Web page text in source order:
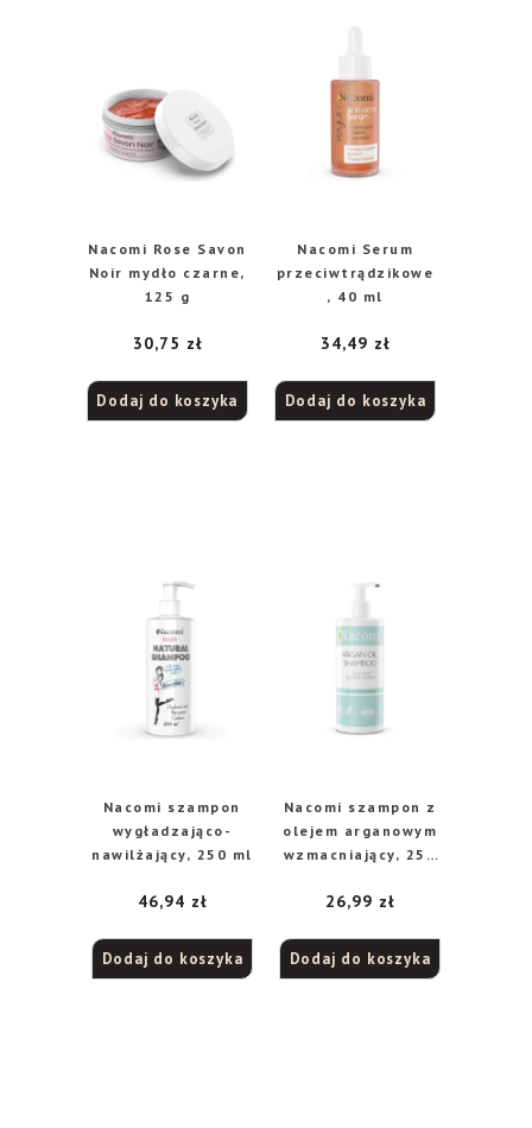
Nacomi Rose Savon
Noir mydło czarne,
125 g
30,75 zł
Dodaj do koszyka
Nacomi Serum
przeciwtrądzikowe
, 40 ml
34,49 zł
Dodaj do koszyka
Nacomi szampon
wygładzająco-
nawilżający, 250 ml
46,94 zł
Dodaj do koszyka
Nacomi szampon z
olejem arganowym
wzmacniający, 250
26,99 zł
Dodaj do koszyka